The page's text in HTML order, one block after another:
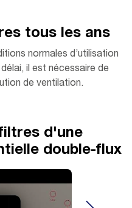
tous les ans
normales d’utilisation
il est nécessaire de
de ventilation.
d'une
double-flux